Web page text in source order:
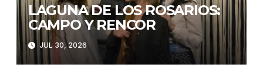
LAGUNA DE LOS ROSARIOS:
CAMPO Y RENCOR
JUL 30, 2026